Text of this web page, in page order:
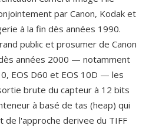
par Canon, Kodak et
à la fin dès années 1990.
public et prosumer de Canon
années 2000 — notamment
EOS D60 et EOS 10D — les
brute du capteur à 12 bits
à basé de tas (heap) qui
l'approche derivee du TIFF